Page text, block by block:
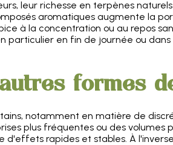
leur richesse en terpènes
aromatiques augmente la
à la concentration ou au repos
en fin de journée ou
formes
notamment en matière de
plus fréquentes ou des volumes
rapides et stables. À